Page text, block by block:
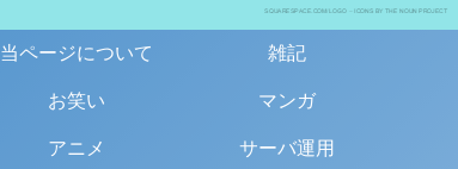
当ページについて 雑記
お笑い マンガ
アニメ サーバ運用